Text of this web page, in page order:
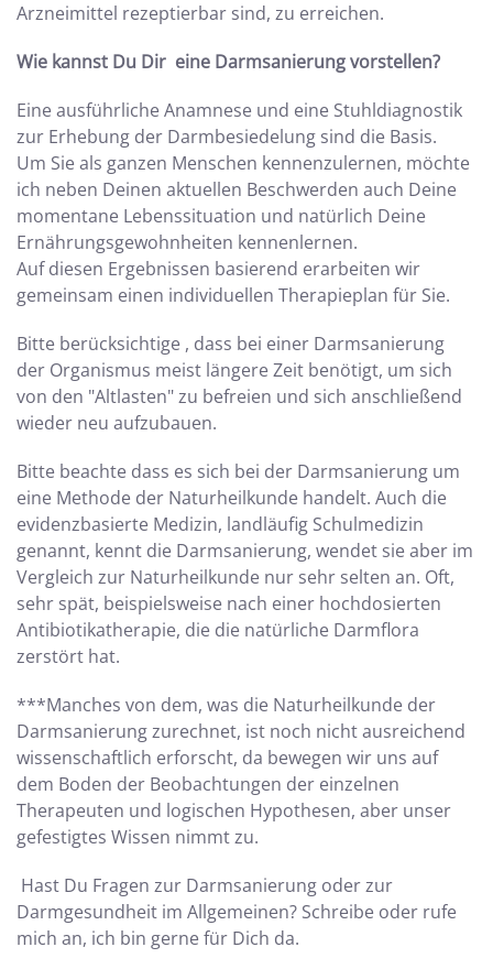
Arzneimittel rezeptierbar sind, zu erreichen.
Wie kannst Du Dir eine Darmsanierung vorstellen?
Eine ausführliche Anamnese und eine Stuhldiagnostik
zur Erhebung der Darmbesiedelung sind die Basis.
Um Sie als ganzen Menschen kennenzulernen, möchte
ich neben Deinen aktuellen Beschwerden auch Deine
momentane Lebenssituation und natürlich Deine
Ernährungsgewohnheiten kennenlernen.
Auf diesen Ergebnissen basierend erarbeiten wir
gemeinsam einen individuellen Therapieplan für Sie.
Bitte berücksichtige , dass bei einer Darmsanierung
der Organismus meist längere Zeit benötigt, um sich
von den "Altlasten" zu befreien und sich anschließend
wieder neu aufzubauen.
Bitte beachte dass es sich bei der Darmsanierung um
eine Methode der Naturheilkunde handelt. Auch die
evidenzbasierte Medizin, landläufig Schulmedizin
genannt, kennt die Darmsanierung, wendet sie aber im
Vergleich zur Naturheilkunde nur sehr selten an. Oft,
sehr spät, beispielsweise nach einer hochdosierten
Antibiotikatherapie, die die natürliche Darmflora
zerstört hat.
***Manches von dem, was die Naturheilkunde der
Darmsanierung zurechnet, ist noch nicht ausreichend
wissenschaftlich erforscht, da bewegen wir uns auf
dem Boden der Beobachtungen der einzelnen
Therapeuten und logischen Hypothesen, aber unser
gefestigtes Wissen nimmt zu.
Hast Du Fragen zur Darmsanierung oder zur
Darmgesundheit im Allgemeinen? Schreibe oder rufe
mich an, ich bin gerne für Dich da.